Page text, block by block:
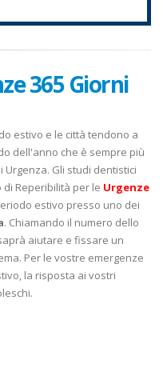
365 Giorni
estivo e le città tendono a
dell'anno che è sempre più
Gli studi dentistici
Reperibilità per le Urgenze
estivo presso uno dei
. Chiamando il numero dello
aiutare e fissare un
Per le vostre emergenze
la risposta ai vostri